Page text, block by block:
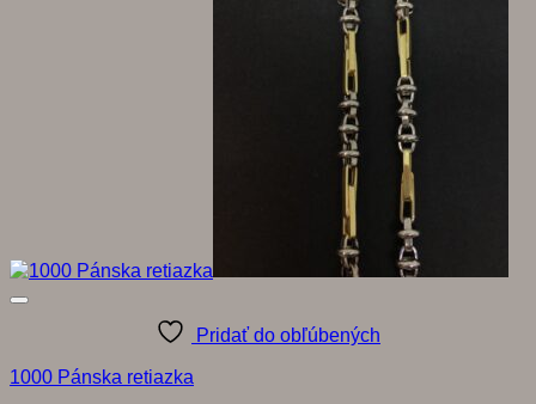
Pridať do obľúbených
1000 Pánska retiazka